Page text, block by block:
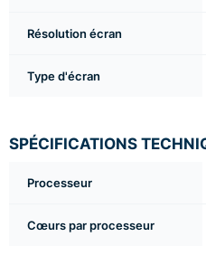
Résolution écran
Type d'écran
SPÉCIFICATIONS
Processeur
Cœurs par processeur